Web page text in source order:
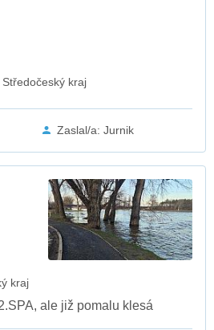
kraj
Zaslal/a: Jurnik
kraj
ale již pomalu klesá